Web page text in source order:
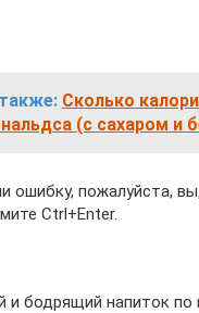
Сколько
(с сахаром и
ошибку, пожалуйста,
Ctrl+Enter.
и бодрящий напиток по